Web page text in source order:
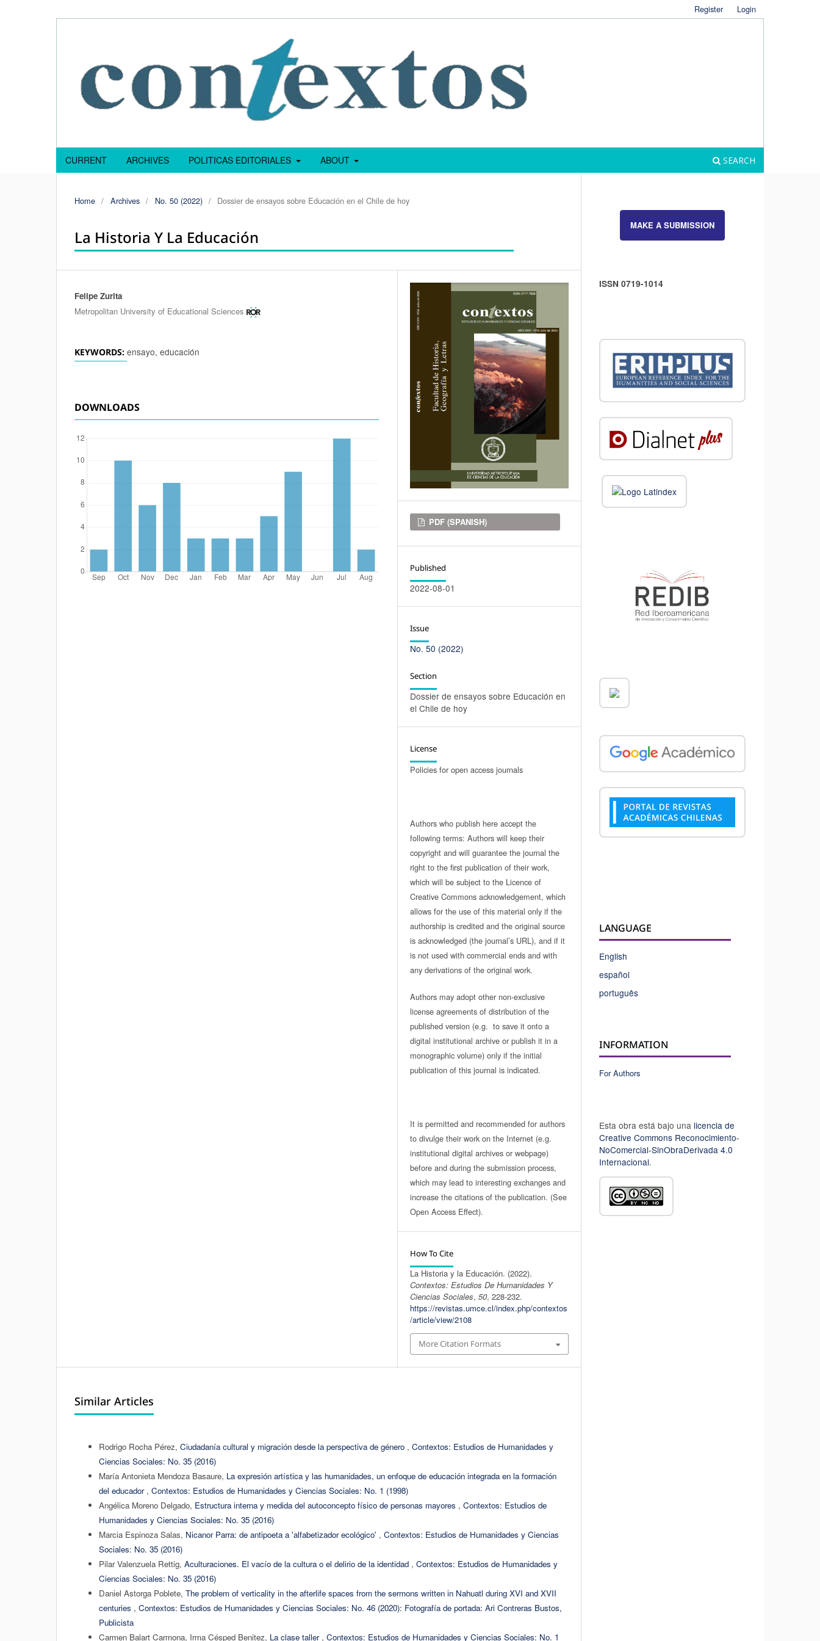
CURRENT ARCHIVES POLITICAS EDITORIALES ABOUT SEARCH
Register Login
Home / Archives / No. 50 (2022) / Dossier de ensayos sobre Educación en el Chile de hoy
La Historia Y La Educación
Authors
Felipe Zurita
Metropolitan University of Educational Sciences
KEYWORDS: ensayo, educación
DOWNLOADS
Downloads
PDF (SPANISH)
Published
2022-08-01
Issue
No. 50 (2022)
Section
Dossier de ensayos sobre Educación en
el Chile de hoy
License
Policies for open access journals
Authors who publish here accept the
following terms: Authors will keep their
copyright and will guarantee the journal the
right to the first publication of their work,
which will be subject to the Licence of
Creative Commons acknowledgement, which
allows for the use of this material only if the
authorship is credited and the original source
is acknowledged (the journal’s URL), and if it
is not used with commercial ends and with
any derivations of the original work.
Authors may adopt other non-exclusive
license agreements of distribution of the
published version (e.g. to save it onto a
digital institutional archive or publish it in a
monographic volume) only if the initial
publication of this journal is indicated.
It is permitted and recommended for authors
to divulge their work on the Internet (e.g.
institutional digital archives or webpage)
before and during the submission process,
which may lead to interesting exchanges and
increase the citations of the publication. (See
Open Access Effect).
How To Cite
La Historia y la Educación. (2022).
Contextos: Estudios De Humanidades Y
Ciencias Sociales,50, 228-232.
https://revistas.umce.cl/index.php/contextos
/article/view/2108
More Citation Formats
Similar Articles
Rodrigo Rocha Pérez, Ciudadanía cultural y migración desde la perspectiva de género , Contextos: Estudios de Humanidades y
Ciencias Sociales: No. 35 (2016)
María Antonieta Mendoza Basaure, La expresión artística y las humanidades, un enfoque de educación integrada en la formación
del educador , Contextos: Estudios de Humanidades y Ciencias Sociales: No. 1 (1998)
Angélica Moreno Delgado, Estructura interna y medida del autoconcepto físico de personas mayores , Contextos: Estudios de
Humanidades y Ciencias Sociales: No. 35 (2016)
Marcia Espinoza Salas, Nicanor Parra: de antipoeta a 'alfabetizador ecológico' , Contextos: Estudios de Humanidades y Ciencias
Sociales: No. 35 (2016)
Pilar Valenzuela Rettig, Aculturaciones. El vacío de la cultura o el delirio de la identidad , Contextos: Estudios de Humanidades y
Ciencias Sociales: No. 35 (2016)
Daniel Astorga Poblete, The problem of verticality in the afterlife spaces from the sermons written in Nahuatl during XVI and XVII
centuries , Contextos: Estudios de Humanidades y Ciencias Sociales: No. 46 (2020): Fotografía de portada: Ari Contreras Bustos,
Publicista
Carmen Balart Carmona, Irma Césped Benitez, La clase taller , Contextos: Estudios de Humanidades y Ciencias Sociales: No. 1
MAKE A SUBMISSION
ISSN 0719-1014
LANGUAGE
English
español
português
INFORMATION
For Authors
Esta obra está bajo una licencia de
Creative Commons Reconocimiento-
NoComercial-SinObraDerivada 4.0
Internacional.